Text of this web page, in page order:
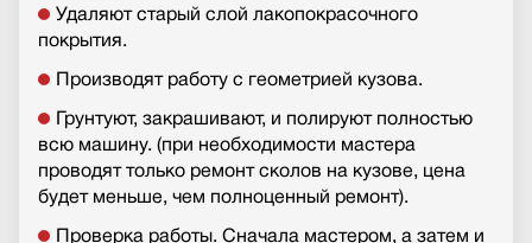
Удаляют старый слой лакопокрасочного
покрытия.
Производят работу с геометрией кузова.
Грунтуют, закрашивают, и полируют полностью
всю машину. (при необходимости мастера
проводят только ремонт сколов на кузове, цена
будет меньше, чем полноценный ремонт).
Проверка работы. Сначала мастером, а затем и